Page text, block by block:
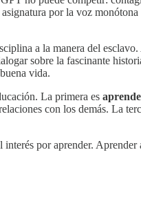
por la voz
a la manera del
sobre la fascinante
vida.
La primera es
con los demás. La
por aprender. Aprender